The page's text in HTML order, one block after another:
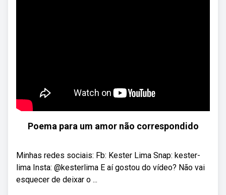
Poema para um amor não correspondido
Minhas redes sociais: Fb: Kester Lima Snap: kester-
lima Insta: @kesterlima E aí gostou do vídeo? Não vai
esquecer de deixar o ...